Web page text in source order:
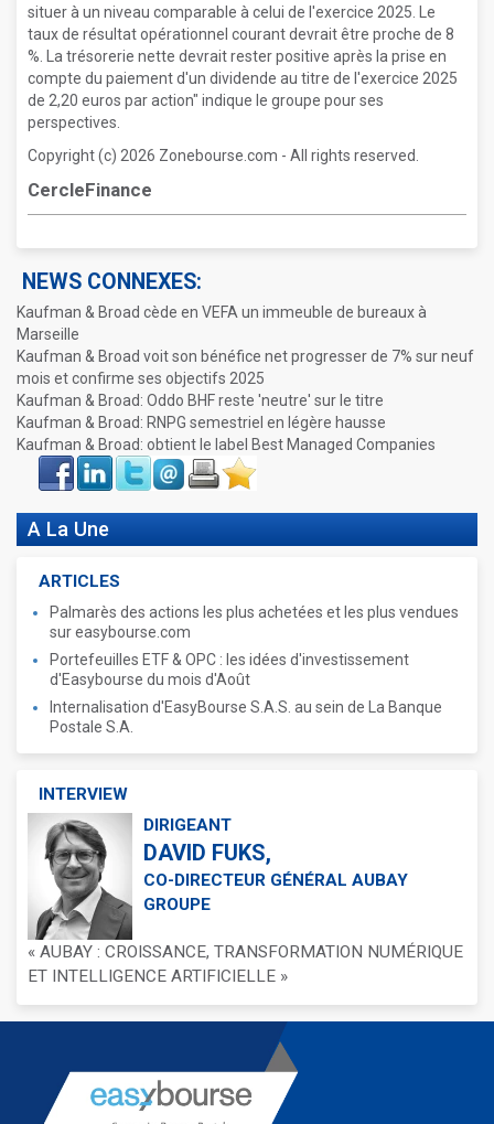
situer à un niveau comparable à celui de l'exercice 2025. Le
taux de résultat opérationnel courant devrait être proche de 8
%. La trésorerie nette devrait rester positive après la prise en
compte du paiement d'un dividende au titre de l'exercice 2025
de 2,20 euros par action" indique le groupe pour ses
perspectives.
Copyright (c) 2026 Zonebourse.com - All rights reserved.
CercleFinance
NEWS CONNEXES:
Kaufman & Broad cède en VEFA un immeuble de bureaux à
Marseille
Kaufman & Broad voit son bénéfice net progresser de 7% sur neuf
mois et confirme ses objectifs 2025
Kaufman & Broad: Oddo BHF reste 'neutre' sur le titre
Kaufman & Broad: RNPG semestriel en légère hausse
Kaufman & Broad: obtient le label Best Managed Companies
Face
book
LinkIn Twitter Envoyer ImprimerFavoris
A La Une
ARTICLES
Palmarès des actions les plus achetées et les plus vendues
sur easybourse.com
Portefeuilles ETF & OPC : les idées d'investissement
d'Easybourse du mois d'Août
Internalisation d'EasyBourse S.A.S. au sein de La Banque
Postale S.A.
INTERVIEW
DIRIGEANT
DAVID FUKS,
CO-DIRECTEUR GÉNÉRAL AUBAY
GROUPE
« AUBAY : CROISSANCE, TRANSFORMATION NUMÉRIQUE
ET INTELLIGENCE ARTIFICIELLE »